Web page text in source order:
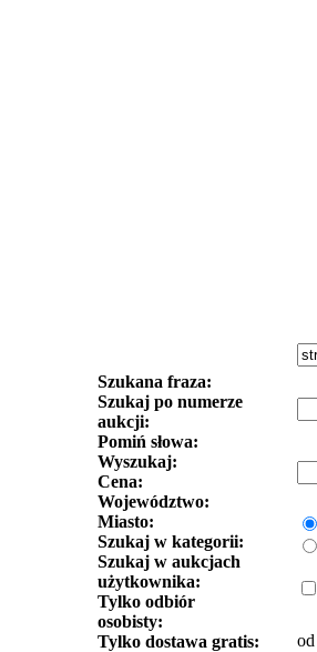
Szukana fraza:
Szukaj po numerze
aukcji:
Pomiń słowa:
Wyszukaj:
Cena:
Województwo:
Miasto:
Szukaj w kategorii:
Szukaj w aukcjach
użytkownika:
Tylko odbiór
osobisty:
Tylko dostawa gratis:
od